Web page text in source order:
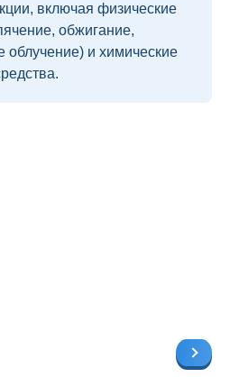
включая физические
обжигание,
облучение) и химические